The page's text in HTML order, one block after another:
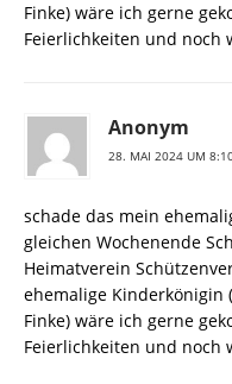
Finke) wäre ich gerne
Feierlichkeiten und noch
Anonym
28. MAI 2024 UM
schade das mein
gleichen Wochenende
Heimatverein
ehemalige Kinderkönigin
Finke) wäre ich gerne
Feierlichkeiten und noch